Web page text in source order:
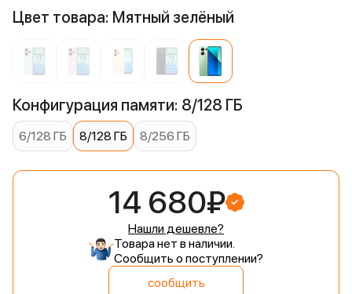
Цвет товара: Мятный зелёный
Конфигурация памяти: 8/128 ГБ
6/128 ГБ 8/128 ГБ 8/256 ГБ
14 680₽
Нашли дешевле?
Товара нет в наличии.
Сообщить о поступлении?
сообщить